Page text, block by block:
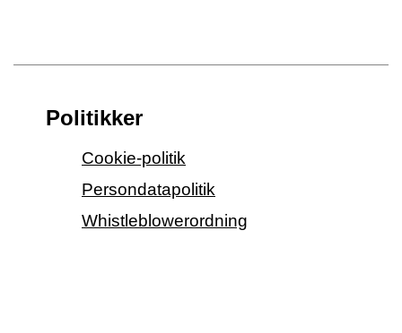
Politikker
Cookie-politik
Persondatapolitik
Whistleblowerordning